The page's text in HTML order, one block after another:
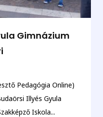
Gimnázium
Pedagógia Online)
Illyés Gyula
Iskola...